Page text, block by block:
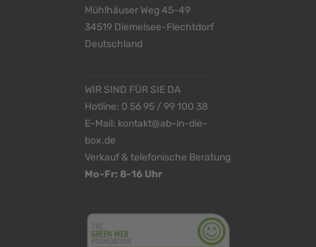
Mühlhäuser Weg 45-49
34519 Diemelsee-Flechtdorf
Deutschland
WIR SIND FÜR SIE DA
Hotline: 0 56 95 / 99 100 38
E-Mail: kontakt@ab-in-die-
box.de
Verkauf & telefonische Beratung
Mo-Fr: 8-16 Uhr